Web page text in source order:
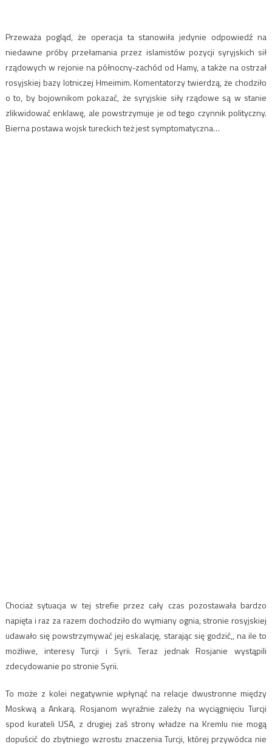
Przeważa pogląd, że operacja ta stanowiła jedynie odpowiedź na
niedawne próby przełamania przez islamistów pozycji syryjskich sił
rządowych w rejonie na północny-zachód od Hamy, a także na ostrzał
rosyjskiej bazy lotniczej Hmeimim. Komentatorzy twierdzą, że chodziło
o to, by bojownikom pokazać, że syryjskie siły rządowe są w stanie
zlikwidować enklawę, ale powstrzymuje je od tego czynnik polityczny.
Bierna postawa wojsk tureckich też jest symptomatyczna…
Chociaż sytuacja w tej strefie przez cały czas pozostawała bardzo
napięta i raz za razem dochodziło do wymiany ognia, stronie rosyjskiej
udawało się powstrzymywać jej eskalację, starając się godzić,, na ile to
możliwe, interesy Turcji i Syrii. Teraz jednak Rosjanie wystąpili
zdecydowanie po stronie Syrii.
To może z kolei negatywnie wpłynąć na relacje dwustronne między
Moskwą a Ankarą. Rosjanom wyraźnie zależy na wyciągnięciu Turcji
spod kurateli USA, z drugiej zaś strony władze na Kremlu nie mogą
dopuścić do zbytniego wzrostu znaczenia Turcji, której przywódca nie